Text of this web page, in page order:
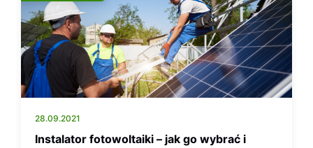
28.09.2021
Instalator fotowoltaiki – jak go wybrać i